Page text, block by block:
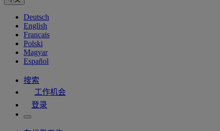
Deutsch
English
Français
Polski
Magyar
Español
搜索
工作机会
登录